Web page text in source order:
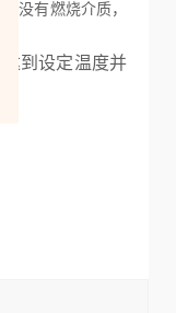
没有燃烧介质，
达到设定温度并